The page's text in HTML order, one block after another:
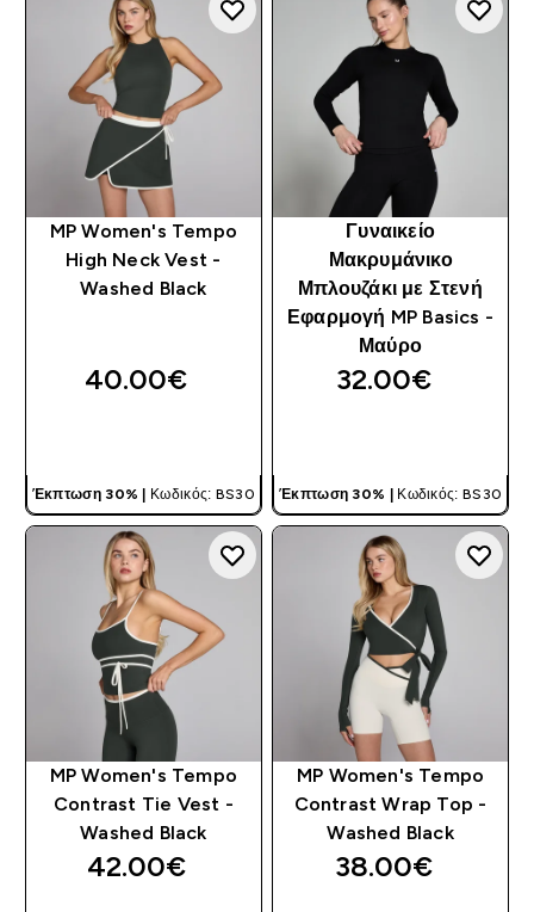
MP Women's Tempo
High Neck Vest -
Washed Black
40.00€‎
Έκπτωση 30% | Κωδικός: BS30
Γυναικείο
Μακρυμάνικο
Μπλουζάκι με Στενή
Εφαρμογή MP Basics -
Μαύρο
32.00€‎
Έκπτωση 30% | Κωδικός: BS30
MP Women's Tempo
Contrast Tie Vest -
Washed Black
42.00€‎
MP Women's Tempo
Contrast Wrap Top -
Washed Black
38.00€‎